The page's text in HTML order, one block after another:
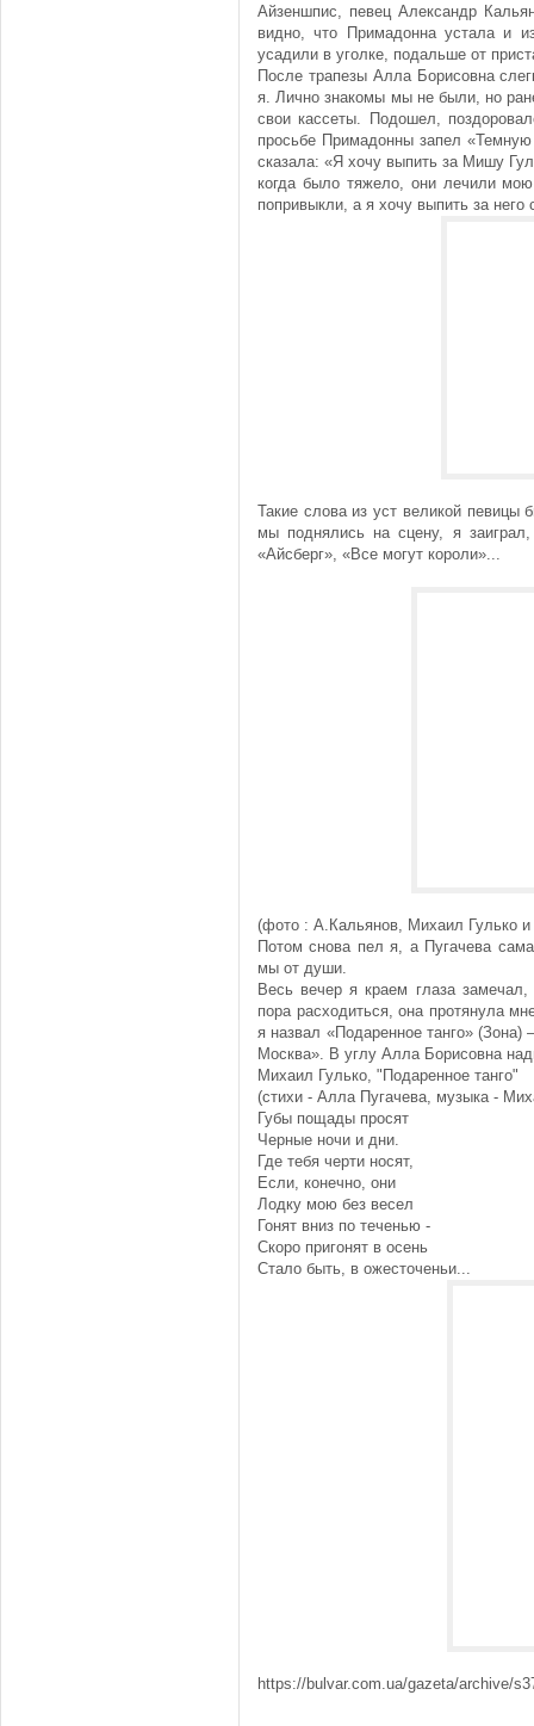
Айзеншпис, певец Александр
видно, что Примадонна устала и
усадили в уголке, подальше от
После трапезы Алла Борисовна
я. Лично знакомы мы не были, но
свои кассеты. Подошел,
просьбе Примадонны запел
сказала: «Я хочу выпить за Мишу
когда было тяжело, они лечили
попривыкли, а я хочу выпить за него
Такие слова из уст великой
мы поднялись на сцену, я
«Айсберг», «Все могут короли»...
(фото : А.Кальянов, Михаил Гулько
Потом снова пел я, а Пугачева
мы от души.
Весь вечер я краем глаза
пора расходиться, она протянула
я назвал «Подаренное танго»
Москва». В углу Алла Борисовна
Михаил Гулько, "Подаренное танго"
(стихи - Алла Пугачева, музыка -
Губы пощады просят
Черные ночи и дни.
Где тебя черти носят,
Если, конечно, они
Лодку мою без весел
Гонят вниз по теченью -
Скоро пригонят в осень
Стало быть, в ожесточеньи...
https://bulvar.com.ua/gazeta/archive/